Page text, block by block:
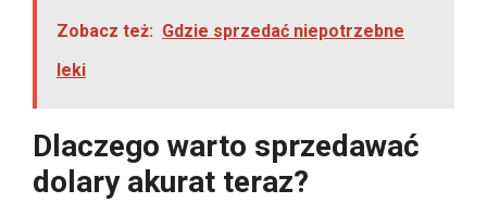
Zobacz też: Gdzie sprzedać niepotrzebne
leki
Dlaczego warto sprzedawać
dolary akurat teraz?